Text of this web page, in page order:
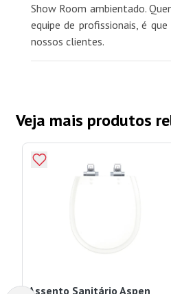
Show Room ambientado.
equipe de profissionais, é
nossos clientes.
Veja mais produtos
Assento Sanitário Aspen